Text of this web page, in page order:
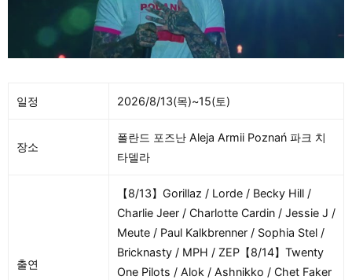
일정 2026/8/13(목)~15(토)
장소
폴란드 포즈난 Aleja Armii Poznań 파크 치
타델라
출연
【8/13】Gorillaz / Lorde / Becky Hill /
Charlie Jeer / Charlotte Cardin / Jessie J /
Meute / Paul Kalkbrenner / Sophia Stel /
Bricknasty / MPH / ZEP【8/14】Twenty
One Pilots / Alok / Ashnikko / Chet Faker